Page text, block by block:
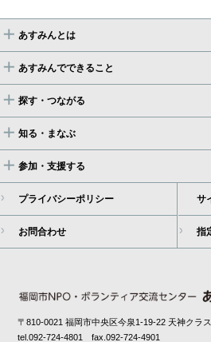
あすみんとは
あすみんでできること
探す・つながる
知る・まなぶ
参加・支援する
プライバシーポリシー
お問合わせ
サ
指
〒810-0021 福岡市中央区今泉1-19-22 天神クラ
tel.092-724-4801 fax.092-724-4901